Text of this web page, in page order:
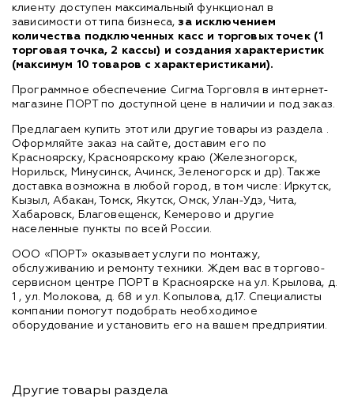
клиенту доступен максимальный функционал в
зависимости от типа бизнеса, за исключением
количества подключенных касс и торговых точек (1
торговая точка, 2 кассы) и создания характеристик
(максимум 10 товаров с характеристиками).
Программное обеспечение Сигма Торговля в интернет-
магазине ПОРТ по доступной цене в наличии и под заказ.
Предлагаем купить этот или другие товары из раздела
Оформляйте заказ на сайте, доставим его по
Красноярску, Красноярскому краю (Железногорск,
Норильск, Минусинск, Ачинск, Зеленогорск и др). Также
доставка возможна в любой город, в том числе: Иркутск,
Кызыл, Абакан, Томск, Якутск, Омск, Улан-Удэ, Чита,
Хабаровск, Благовещенск, Кемерово и другие
населенные пункты по всей России.
ООО «ПОРТ» оказывает услуги по монтажу,
обслуживанию и ремонту техники. Ждем вас в торгово-
сервисном центре ПОРТ в Красноярске на ул. Крылова, д.
1 , ул. Молокова, д. 68 и ул. Копылова, д.17. Специалисты
компании помогут подобрать необходимое
оборудование и установить его на вашем предприятии.
Другие товары раздела